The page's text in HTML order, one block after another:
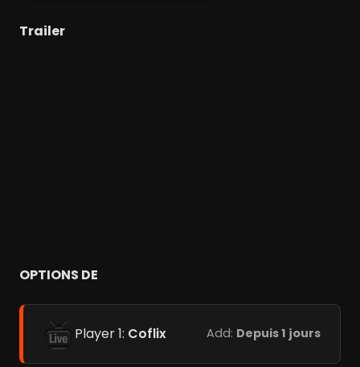
Trailer
OPTIONS DE
Player 1: Coflix Add: Depuis 1 jours